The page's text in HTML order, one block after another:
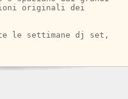
originali dei
le settimane dj set,